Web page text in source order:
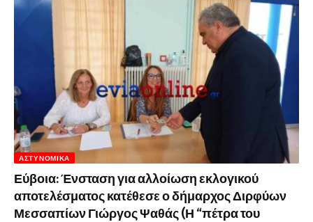
ΑΣΤΥΝΟΜΙΚΆ
Εύβοια: Ένσταση για αλλοίωση εκλογικού
αποτελέσματος κατέθεσε ο δήμαρχος Διρφύων
Μεσσαπίων Γιώργος Ψαθάς (Η “πέτρα του